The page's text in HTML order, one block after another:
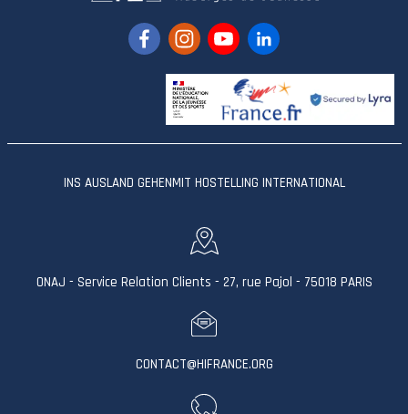
INS AUSLAND GEHENMIT HOSTELLING INTERNATIONAL
ONAJ - Service Relation Clients - 27, rue Pajol - 75018 PARIS
CONTACT@HIFRANCE.ORG